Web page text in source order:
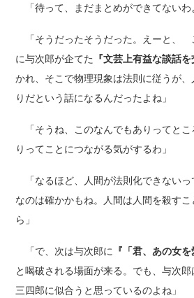
「待って、まだまとめができてないわ
「そうだったそうだった。えーと、
に与次郎が企てた 『文芸上有益な談話
かれ、そこで物理現象は法則に従うが
りだという話になるんだったよね」
「そうね、このなんでもありってと
りってことにつながる気がするわ」
「なるほど、人間が法則化できない
なのは確かかもね。人間は人間を殺す
ら」
「で、次は与次郎に 『「君、あの女
と喝破される場面が来る。でも、与次
三四郎に似合うと思っているのよね」